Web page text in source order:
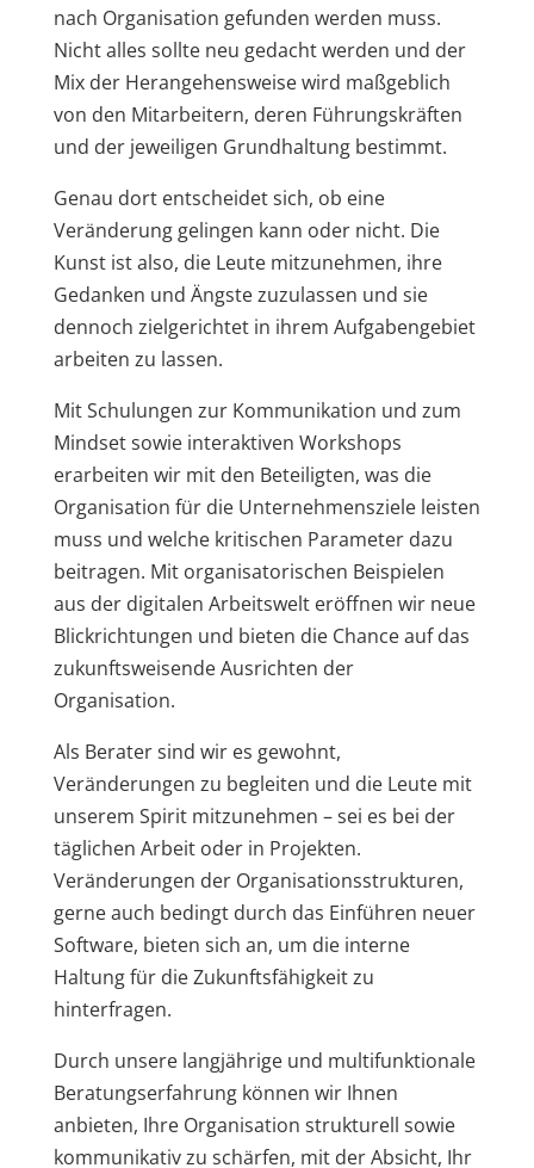
nach Organisation gefunden werden muss.
Nicht alles sollte neu gedacht werden und der
Mix der Herangehensweise wird maßgeblich
von den Mitarbeitern, deren Führungskräften
und der jeweiligen Grundhaltung bestimmt.
Genau dort entscheidet sich, ob eine
Veränderung gelingen kann oder nicht. Die
Kunst ist also, die Leute mitzunehmen, ihre
Gedanken und Ängste zuzulassen und sie
dennoch zielgerichtet in ihrem Aufgabengebiet
arbeiten zu lassen.
Mit Schulungen zur Kommunikation und zum
Mindset sowie interaktiven Workshops
erarbeiten wir mit den Beteiligten, was die
Organisation für die Unternehmensziele leisten
muss und welche kritischen Parameter dazu
beitragen. Mit organisatorischen Beispielen
aus der digitalen Arbeitswelt eröffnen wir neue
Blickrichtungen und bieten die Chance auf das
zukunftsweisende Ausrichten der
Organisation.
Als Berater sind wir es gewohnt,
Veränderungen zu begleiten und die Leute mit
unserem Spirit mitzunehmen – sei es bei der
täglichen Arbeit oder in Projekten.
Veränderungen der Organisationsstrukturen,
gerne auch bedingt durch das Einführen neuer
Software, bieten sich an, um die interne
Haltung für die Zukunftsfähigkeit zu
hinterfragen.
Durch unsere langjährige und multifunktionale
Beratungserfahrung können wir Ihnen
anbieten, Ihre Organisation strukturell sowie
kommunikativ zu schärfen, mit der Absicht, Ihr